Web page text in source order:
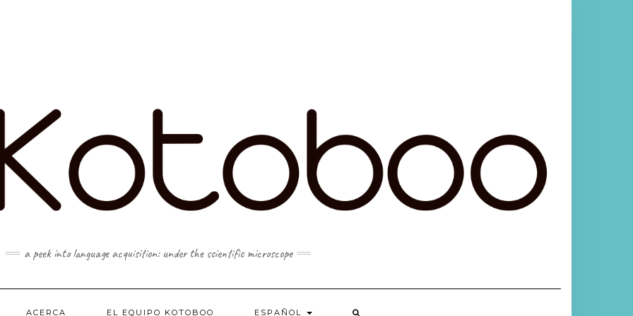
a peek into language acquisition: under the scientific microscope
ACERCA EL EQUIPO KOTOBOO ESPAÑOL